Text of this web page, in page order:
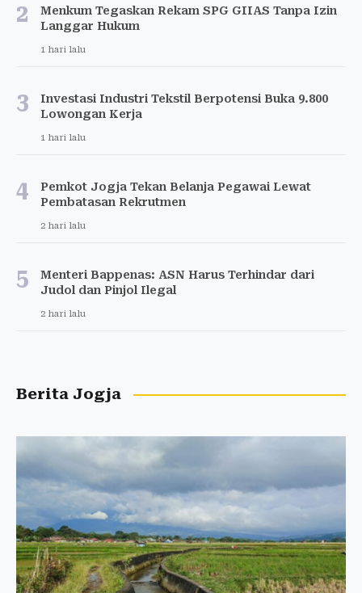
2
Menkum Tegaskan Rekam SPG GIIAS Tanpa Izin
Langgar Hukum
1 hari lalu
3
Investasi Industri Tekstil Berpotensi Buka 9.800
Lowongan Kerja
1 hari lalu
4
Pemkot Jogja Tekan Belanja Pegawai Lewat
Pembatasan Rekrutmen
2 hari lalu
5
Menteri Bappenas: ASN Harus Terhindar dari
Judol dan Pinjol Ilegal
2 hari lalu
Berita Jogja